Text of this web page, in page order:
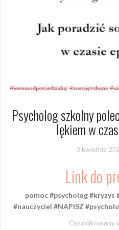
Psycholog szkolny
lękiem w
3 kwietnia
Link do
pomoc #psycholog #kryzys
#nauczyciel #NAPISZ
Opublikowany